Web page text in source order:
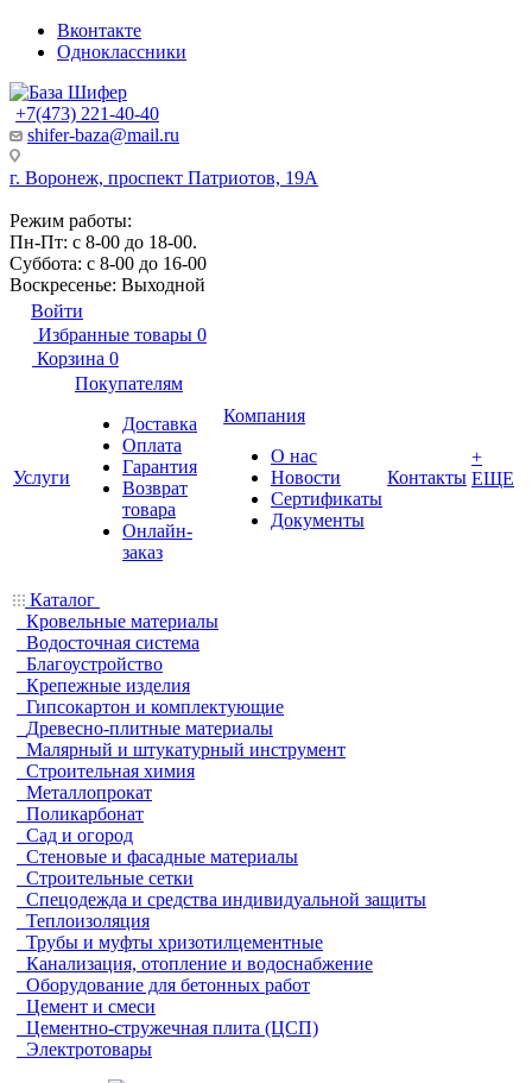
Вконтакте
Одноклассники
+7(473) 221-40-40
shifer-baza@mail.ru
г. Воронеж, проспект Патриотов, 19А
Режим работы:
Пн-Пт: с 8-00 до 18-00.
Суббота: с 8-00 до 16-00
Воскресенье: Выходной
Войти
Избранные товары 0
Корзина 0
Услуги
Покупателям
Доставка
Оплата
Гарантия
Возврат
товара
Онлайн-
заказ
Компания
О нас
Новости
Сертификаты
Документы
Контакты
+
ЕЩЕ
Каталог
Кровельные материалы
Водосточная система
Благоустройство
Крепежные изделия
Гипсокартон и комплектующие
Древесно-плитные материалы
Малярный и штукатурный инструмент
Строительная химия
Металлопрокат
Поликарбонат
Сад и огород
Стеновые и фасадные материалы
Строительные сетки
Спецодежда и средства индивидуальной защиты
Теплоизоляция
Трубы и муфты хризотилцементные
Канализация, отопление и водоснабжение
Оборудование для бетонных работ
Цемент и смеси
Цементно-стружечная плита (ЦСП)
Электротовары